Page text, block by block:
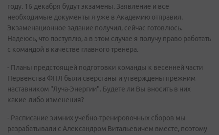
году. 16 декабря будут экзамены. Заявление и все
необходимые документы я уже в Академию отправил.
Экзаменационное задание получил, сейчас готовлюсь.
Надеюсь, что поступлю, а в этом случае я получу право работать
с командой в качестве главного тренера.
- Планы предстоящей подготовки команды к весенней части
Первенства ФНЛ были сверстаны и утверждены прежним
наставником "Луча-Энергии". Будете ли Вы вносить в них
какие-либо изменения?
- Расписание зимних учебно-тренировочных сборов мы
разрабатывали с Александром Витальевичем вместе, поэтому